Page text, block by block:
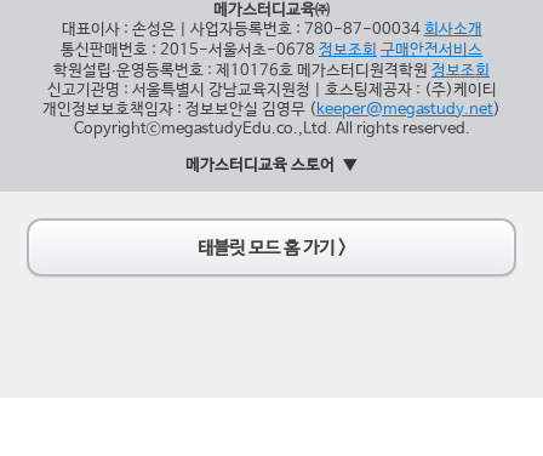
메가스터디교육㈜
대표이사 : 손성은 | 사업자등록번호 : 780-87-00034 회사소개
통신판매번호 : 2015-서울서초-0678 정보조회 구매안전서비스
학원설립∙운영등록번호 : 제10176호 메가스터디원격학원 정보조회
신고기관명 : 서울특별시 강남교육지원청 | 호스팅제공자 : (주)케이티
개인정보보호책임자 : 정보보안실 김영무 (keeper@megastudy.net)
CopyrightⓒmegastudyEdu.co.,Ltd. All rights reserved.
메가스터디교육 스토어
태블릿 모드 홈 가기 >